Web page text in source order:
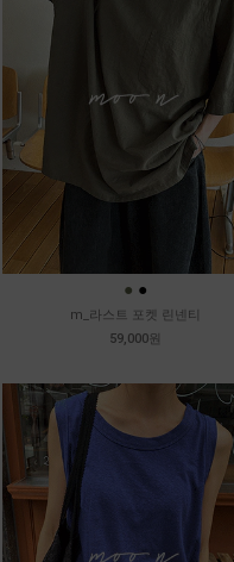
● ●
m_라스트 포켓 린넨티
59,000원